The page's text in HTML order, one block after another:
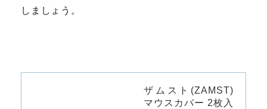
しましょう。
ザムスト(ZAMST)
マウスカバー 2枚入